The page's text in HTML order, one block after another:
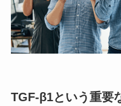
TGF-β1という重要